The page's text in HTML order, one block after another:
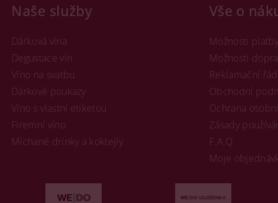
Naše služby
Dárková vína
Degustace vín
Víno na svatbu
Dárkové poukazy
Víno s vlastní etiketou
Firemní víno
Míchané drinky a koktejly
Vše o
Možnosti platby
Možnosti
Reklamační řád
Obchodní
Ochrana
Zásady
F.A.Q.
Moje